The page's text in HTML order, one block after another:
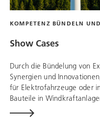
KOMPETENZ BÜNDELN
Show Cases
Durch die Bündelung von
Synergien und
für Elektrofahrzeuge oder
Bauteile in